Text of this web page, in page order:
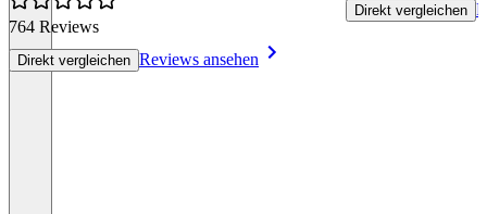
764 Reviews
Direkt vergleichen Reviews ansehen
Direkt vergleichen